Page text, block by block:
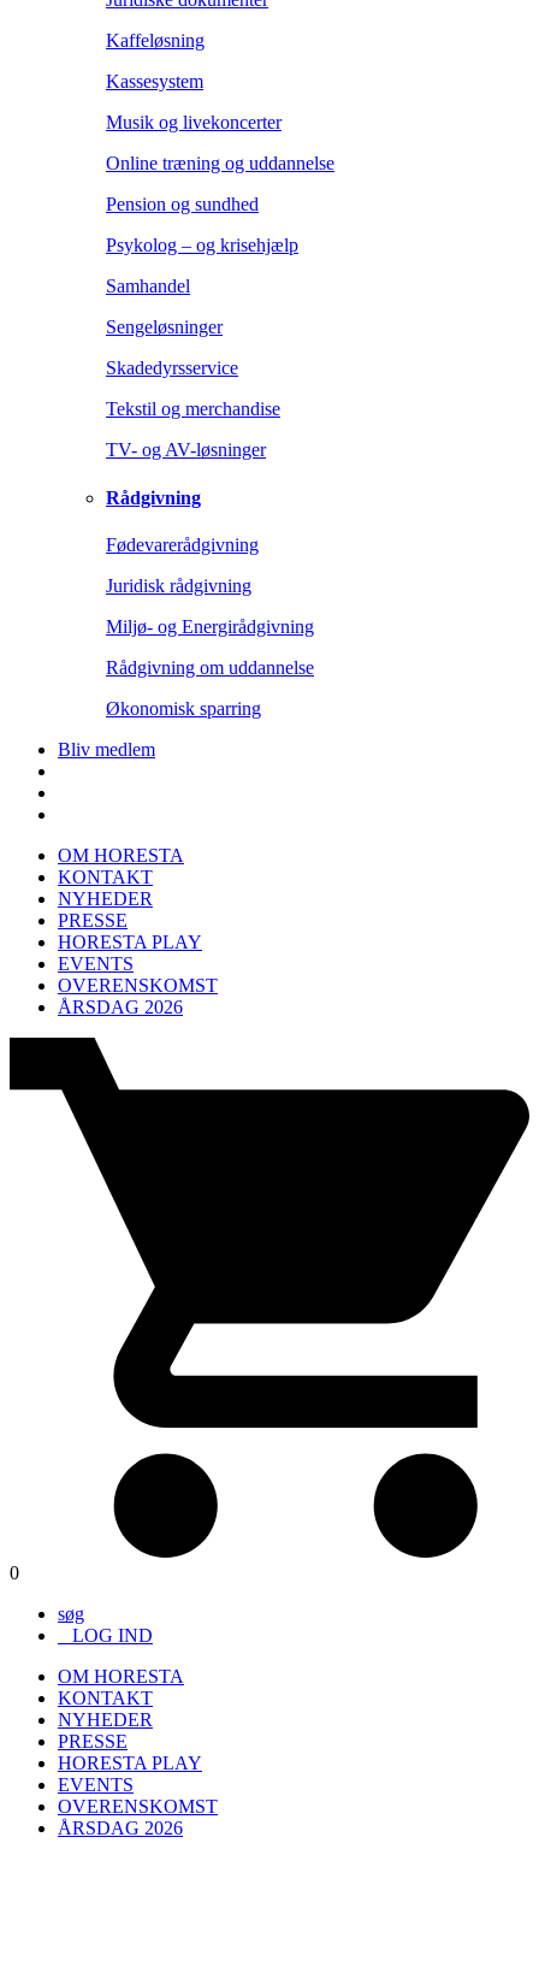
Kaffeløsning
Kassesystem
Musik og livekoncerter
Online træning og uddannelse
Pension og sundhed
Psykolog – og krisehjælp
Samhandel
Sengeløsninger
Skadedyrsservice
Tekstil og merchandise
TV- og AV-løsninger
Rådgivning
Fødevarerådgivning
Juridisk rådgivning
Miljø- og Energirådgivning
Rådgivning om uddannelse
Økonomisk sparring
Bliv medlem
OM HORESTA
KONTAKT
NYHEDER
PRESSE
HORESTA PLAY
EVENTS
OVERENSKOMST
ÅRSDAG 2026
0
søg
LOG IND
OM HORESTA
KONTAKT
NYHEDER
PRESSE
HORESTA PLAY
EVENTS
OVERENSKOMST
ÅRSDAG 2026